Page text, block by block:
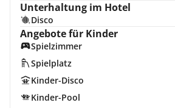
Unterhaltung im Hotel
Disco
Angebote für Kinder
Spielzimmer
Spielplatz
Kinder-Disco
Kinder-Pool